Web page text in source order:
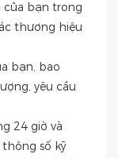
của bạn trong
thương hiệu
yêu cầu
số kỹ